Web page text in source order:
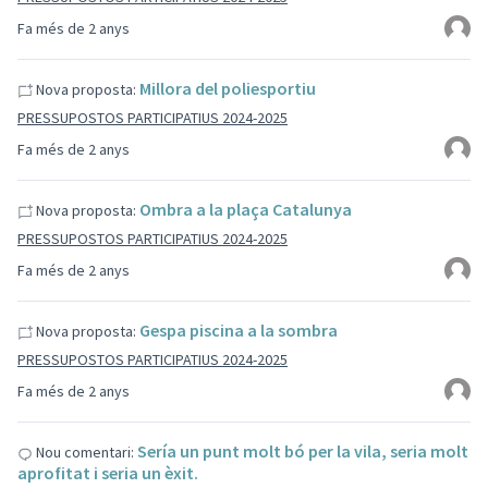
Fa més de 2 anys
Fa més de 2 anys
Nova proposta: Millora del poliesportiu
PRESSUPOSTOS PARTICIPATIUS 2024-2025
Fa més de 2 anys
Nova proposta: Ombra a la plaça Catalunya
PRESSUPOSTOS PARTICIPATIUS 2024-2025
Fa més de 2 anys
Nova proposta: Gespa piscina a la sombra
PRESSUPOSTOS PARTICIPATIUS 2024-2025
Nou comentari: Sería un punt molt bó per la vila, seria molt
aprofitat i seria un èxit.